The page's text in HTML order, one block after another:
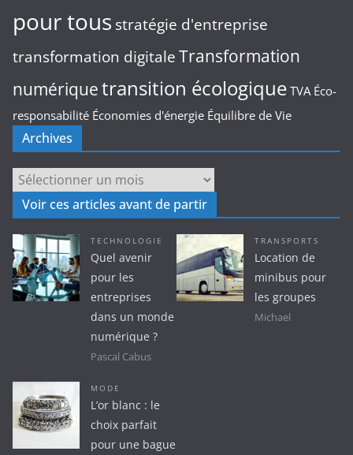
pour tous stratégie d'entreprise
transformation digitale Transformation
numériquetransition écologique TVA Éco-
responsabilité Économies d'énergie Équilibre de Vie
Archives
Archives
Voir ces articles avant de partir
TECHNOLOGIE
Quel avenir
pour les
entreprises
dans un monde
numérique ?
Pascal Cabus
TRANSPORTS
Location de
minibus pour
les groupes
Michael
MODE
L’or blanc : le
choix parfait
pour une bague